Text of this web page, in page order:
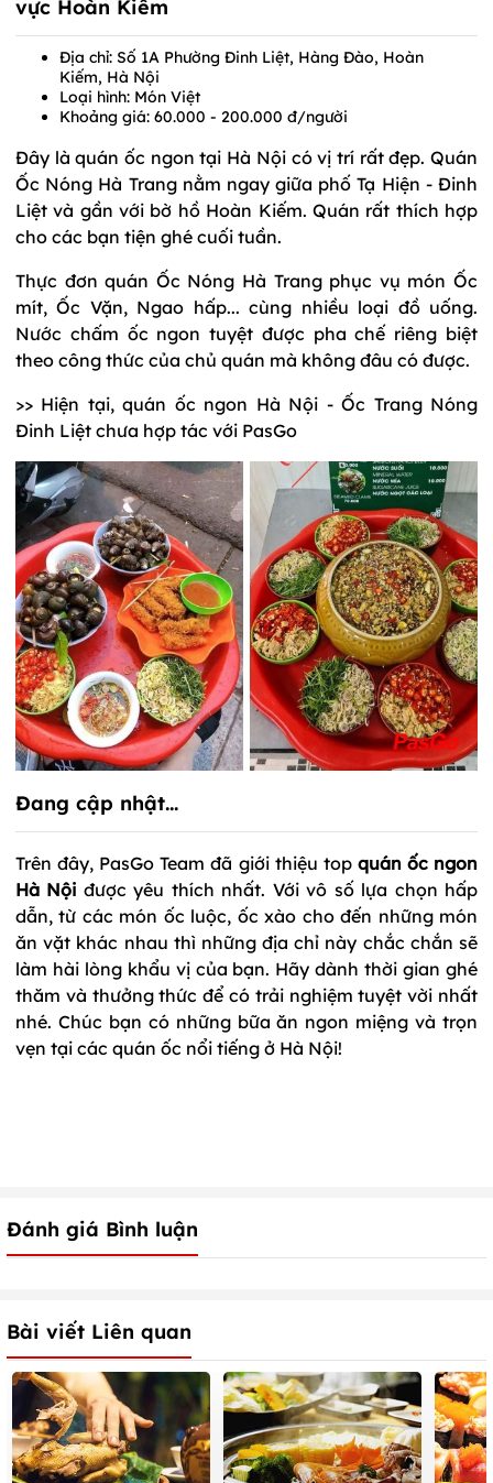
vực Hoàn Kiếm
Địa chỉ: Số 1A Phường Đinh Liệt, Hàng Đào, Hoàn
Kiếm, Hà Nội
Loại hình: Món Việt
Khoảng giá: 60.000 - 200.000 đ/người
Đây là quán ốc ngon tại Hà Nội có vị trí rất đẹp. Quán
Ốc Nóng Hà Trang nằm ngay giữa phố Tạ Hiện - Đinh
Liệt và gần với bờ hồ Hoàn Kiếm. Quán rất thích hợp
cho các bạn tiện ghé cuối tuần.
Thực đơn quán Ốc Nóng Hà Trang phục vụ món Ốc
mít, Ốc Vặn, Ngao hấp... cùng nhiều loại đồ uống.
Nước chấm ốc ngon tuyệt được pha chế riêng biệt
theo công thức của chủ quán mà không đâu có được.
>> Hiện tại, quán ốc ngon Hà Nội - Ốc Trang Nóng
Đinh Liệt chưa hợp tác với PasGo
Đang cập nhật...
Trên đây, PasGo Team đã giới thiệu top quán ốc ngon
Hà Nội được yêu thích nhất. Với vô số lựa chọn hấp
dẫn, từ các món ốc luộc, ốc xào cho đến những món
ăn vặt khác nhau thì những địa chỉ này chắc chắn sẽ
làm hài lòng khẩu vị của bạn. Hãy dành thời gian ghé
thăm và thưởng thức để có trải nghiệm tuyệt vời nhất
nhé. Chúc bạn có những bữa ăn ngon miệng và trọn
vẹn tại các quán ốc nổi tiếng ở Hà Nội!
Đánh giá Bình luận
Bài viết Liên quan